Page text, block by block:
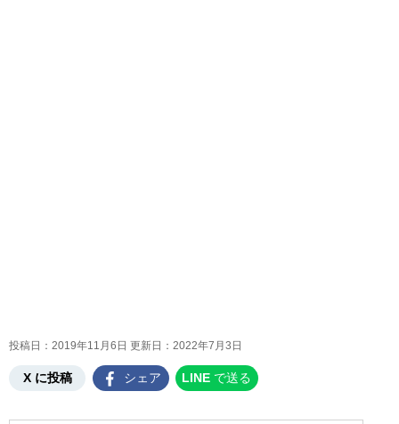
投稿日：2019年11月6日 更新日： 2022年7月3日
X に投稿 シェア LINE で送る